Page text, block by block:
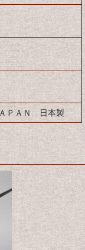
ＰＡＮ 日本製